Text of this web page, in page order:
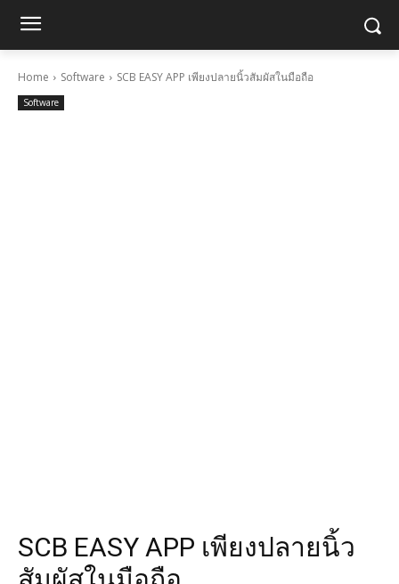
Home Software SCB EASY APP เพียงปลายนิ้วสัมผัสในมือถือ
Software
SCB EASY APP เพียงปลายนิ้ว